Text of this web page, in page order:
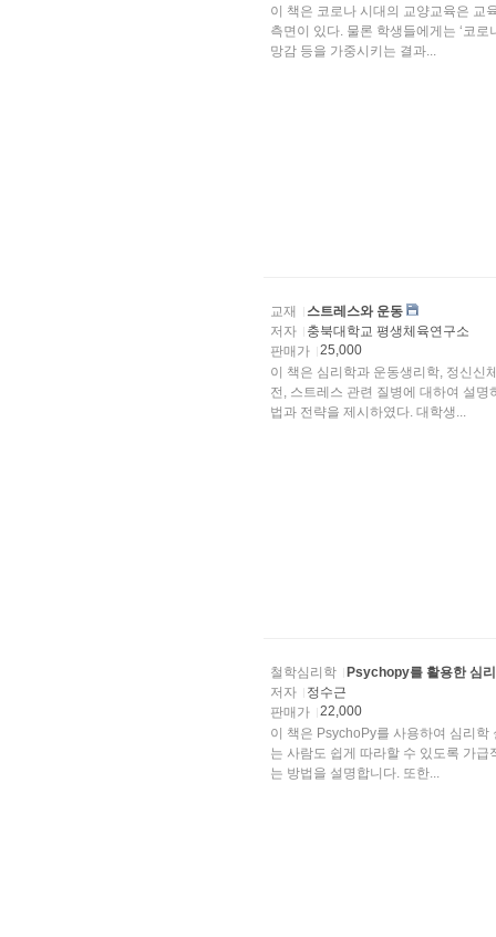
이 책은 코로나 시대의 교양교육은 교
측면이 있다. 물론 학생들에게는 ‘코
망감 등을 가중시키는 결과...
교재
스트레스와 운동
저자
충북대학교 평생체육연구소
판매가
25,000
이 책은 심리학과 운동생리학, 정신신
전, 스트레스 관련 질병에 대하여 설
법과 전략을 제시하였다. 대학생...
철학심리학
Psychopy를 활용한 심
저자
정수근
판매가
22,000
이 책은 PsychoPy를 사용하여 심리
는 사람도 쉽게 따라할 수 있도록 가
는 방법을 설명합니다. 또한...